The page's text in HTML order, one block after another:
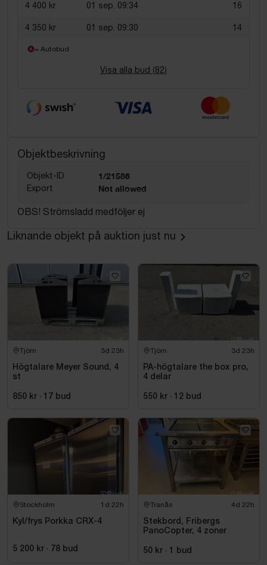
4 400 kr 01 sep. 09:34 16
4 350 kr 01 sep. 09:30 14
= Autobud
Visa alla bud (82)
Objektbeskrivning
Objekt-ID 1/21586
Export Not allowed
OBS! Strömsladd medföljer ej
Liknande objekt på auktion just nu
Tjörn 3d 23h
Högtalare Meyer Sound, 4
st
850 kr · 17 bud
Tjörn 3d 23h
PA-högtalare the box pro,
4 delar
550 kr · 12 bud
Stockholm 1d 22h
Kyl/frys Porkka CRX-4
5 200 kr · 78 bud
Tranås 4d 22h
Stekbord, Fribergs
PanoCopter, 4 zoner
50 kr · 1 bud